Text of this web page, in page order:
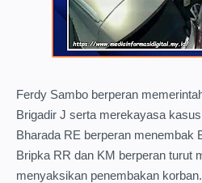
Ferdy Sambo berperan
Brigadir J serta merekayasa
Bharada RE berperan menembak
Bripka RR dan KM berperan turut
menyaksikan penembakan korban.